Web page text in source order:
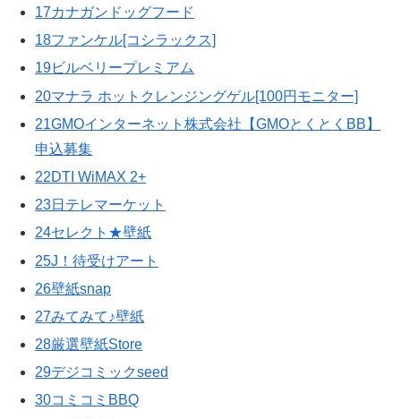
17カナガンドッグフード
18ファンケル[コシラックス]
19ビルベリープレミアム
20マナラ ホットクレンジングゲル[100円モニター]
21GMOインターネット株式会社【GMOとくとくBB】
申込募集
22DTI WiMAX 2+
23日テレマーケット
24セレクト★壁紙
25J！待受けアート
26壁紙snap
27みてみて♪壁紙
28厳選壁紙Store
29デジコミックseed
30コミコミBBQ